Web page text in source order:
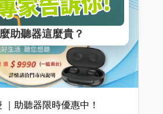
｜助聽器限時優惠中！